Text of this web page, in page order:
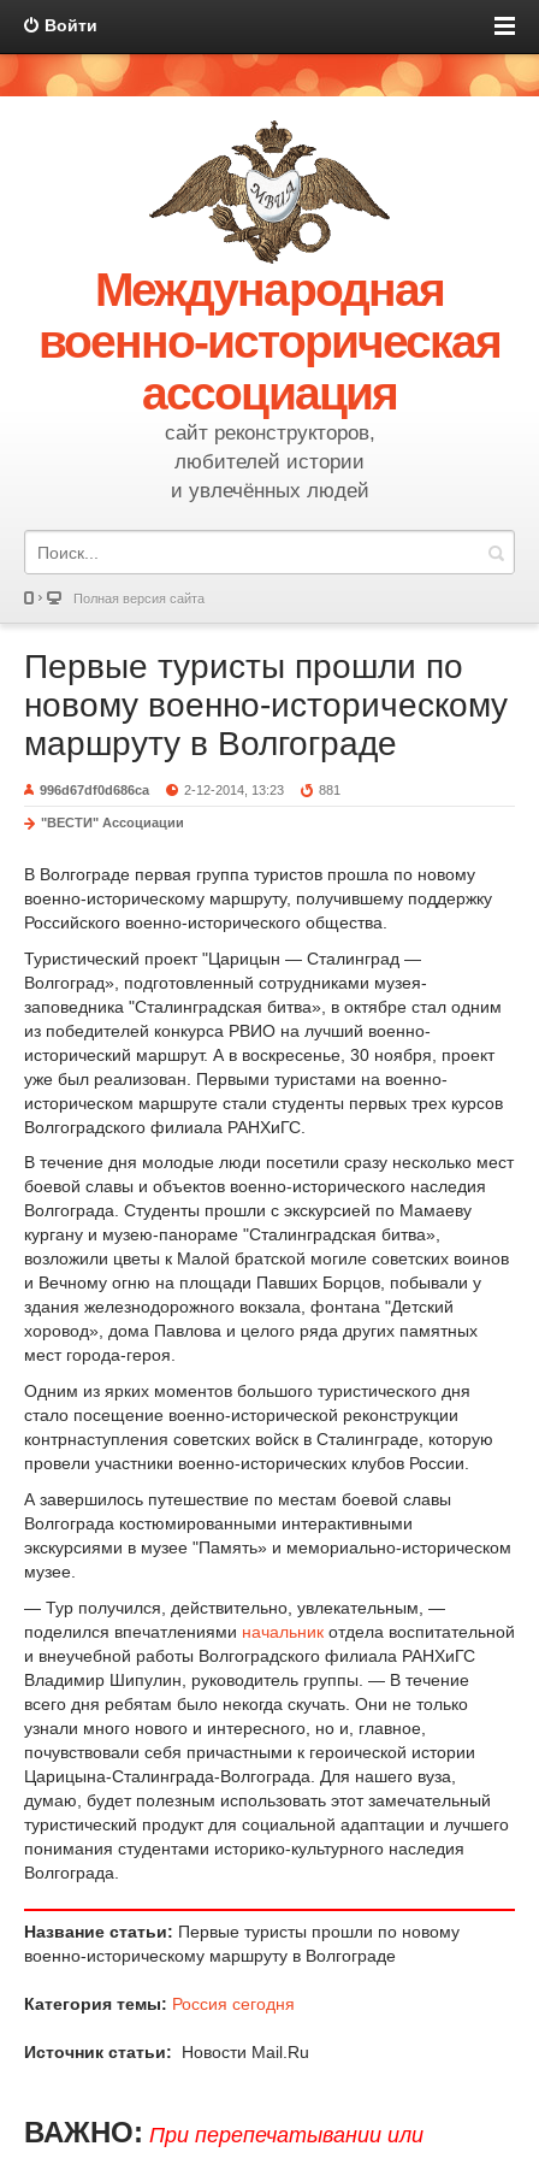
Войти
Международная
военно-историческая
ассоциация
сайт реконструкторов,
любителей истории
и увлечённых людей
Полная версия сайта
Первые туристы прошли по
новому военно-историческому
маршруту в Волгограде
996d67df0d686ca 2-12-2014, 13:23 881
"ВЕСТИ" Ассоциации
В Волгограде первая группа туристов прошла по новому
военно-историческому маршруту, получившему поддержку
Российского военно-исторического общества.
Туристический проект "Царицын — Сталинград —
Волгоград», подготовленный сотрудниками музея-
заповедника "Сталинградская битва», в октябре стал одним
из победителей конкурса РВИО на лучший военно-
исторический маршрут. А в воскресенье, 30 ноября, проект
уже был реализован. Первыми туристами на военно-
историческом маршруте стали студенты первых трех курсов
Волгоградского филиала РАНХиГС.
В течение дня молодые люди посетили сразу несколько мест
боевой славы и объектов военно-исторического наследия
Волгограда. Студенты прошли с экскурсией по Мамаеву
кургану и музею-панораме "Сталинградская битва»,
возложили цветы к Малой братской могиле советских воинов
и Вечному огню на площади Павших Борцов, побывали у
здания железнодорожного вокзала, фонтана "Детский
хоровод», дома Павлова и целого ряда других памятных
мест города-героя.
Одним из ярких моментов большого туристического дня
стало посещение военно-исторической реконструкции
контрнаступления советских войск в Сталинграде, которую
провели участники военно-исторических клубов России.
А завершилось путешествие по местам боевой славы
Волгограда костюмированными интерактивными
экскурсиями в музее "Память» и мемориально-историческом
музее.
— Тур получился, действительно, увлекательным, —
поделился впечатлениями начальник отдела воспитательной
и внеучебной работы Волгоградского филиала РАНХиГС
Владимир Шипулин, руководитель группы. — В течение
всего дня ребятам было некогда скучать. Они не только
узнали много нового и интересного, но и, главное,
почувствовали себя причастными к героической истории
Царицына-Сталинграда-Волгограда. Для нашего вуза,
думаю, будет полезным использовать этот замечательный
туристический продукт для социальной адаптации и лучшего
понимания студентами историко-культурного наследия
Волгограда.
Название статьи: Первые туристы прошли по новому
военно-историческому маршруту в Волгограде
Категория темы: Россия сегодня
Источник статьи: Новости Mail.Ru
ВАЖНО: При перепечатывании или